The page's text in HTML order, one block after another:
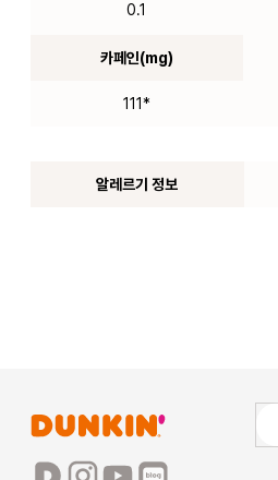
0.1
카페인(mg)
111*
알레르기 정보